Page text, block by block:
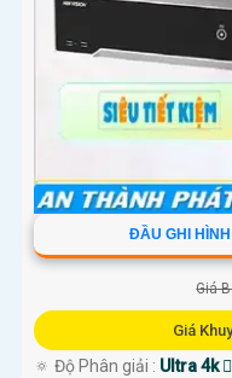
ĐẦU GHI
Giá
Giá
🔅 Độ Phân giải : Ultra 4k